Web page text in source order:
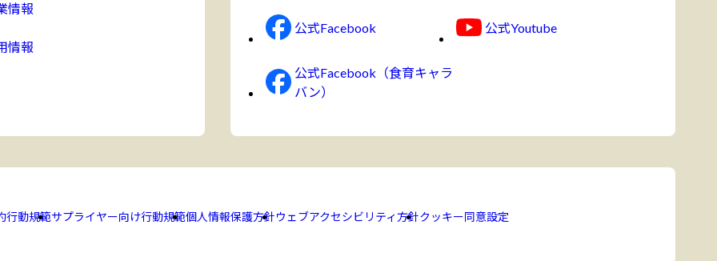
情報
情報
公式Facebook
公式Facebook（食育キャラ
バン）
公式Youtube
行動規範サプライヤー向け行動規範個人情報保護方針ウェブアクセシビリティ方針クッキー同意設定